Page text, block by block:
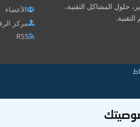
حلول المشاكل التقنية،
الأعضاء
مركز
RSS